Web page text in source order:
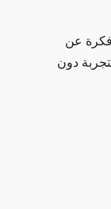
عن
دون